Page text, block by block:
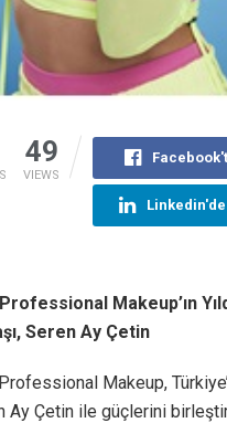
49
VIEWS
Makeup’ın
Seren Ay Çetin
Makeup,
Ay Çetin ile güçlerini